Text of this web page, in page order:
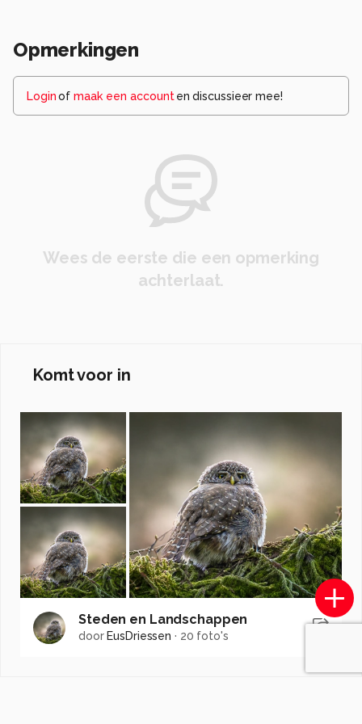
Opmerkingen
Loginof maak een account en discussieer mee!
Wees de eerste die een opmerking
achterlaat.
Komt voor in
Steden en Landschappen
door EusDriessen · 20 foto's